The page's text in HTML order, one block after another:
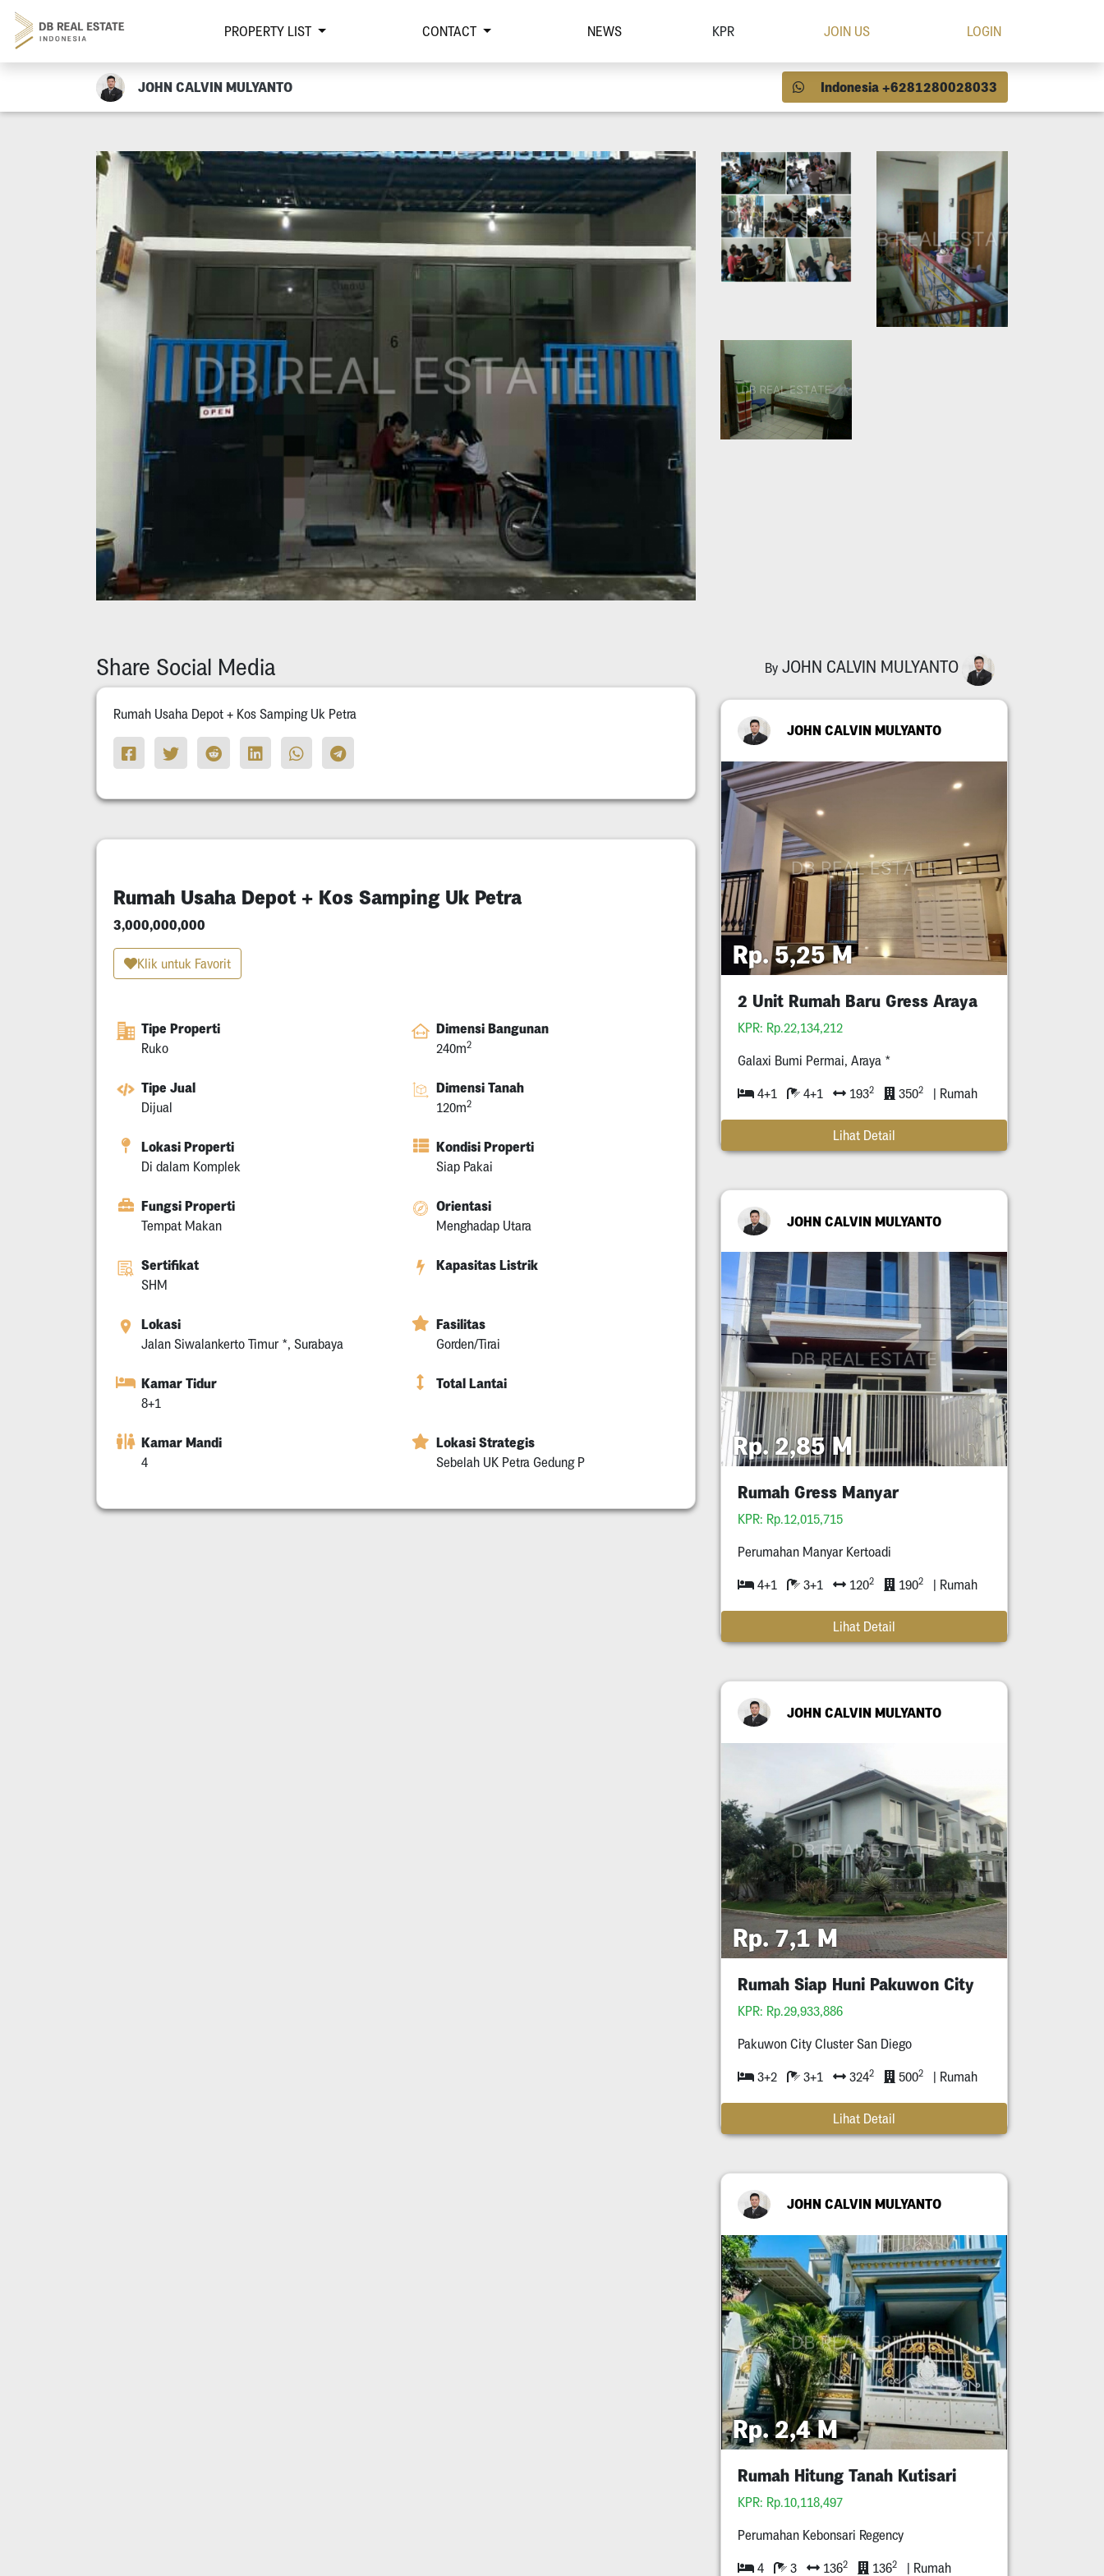
PROPERTY LIST CONTACT NEWS KPR JOIN US LOGIN
JOHN CALVIN MULYANTO Indonesia +6281280028033
Share Social Media
Rumah Usaha Depot + Kos Samping Uk Petra
Rumah Usaha Depot + Kos Samping Uk Petra
3,000,000,000
Klik untuk Favorit
Tipe Properti
Ruko
Dimensi Bangunan
240m2
Tipe Jual
Dijual
Dimensi Tanah
120m2
Lokasi Properti
Di dalam Komplek
Kondisi Properti
Siap Pakai
Fungsi Properti
Tempat Makan
Orientasi
Menghadap Utara
Sertifikat
SHM
Kapasitas Listrik
Lokasi
Jalan Siwalankerto Timur *, Surabaya
Fasilitas
Gorden/Tirai
Kamar Tidur
8+1
Total Lantai
Kamar Mandi
4
Lokasi Strategis
Sebelah UK Petra Gedung P
By JOHN CALVIN MULYANTO
JOHN CALVIN MULYANTO
Rp. 5,25 M
2 Unit Rumah Baru Gress Araya
KPR: Rp.22,134,212
Galaxi Bumi Permai, Araya *
4+1 4+1 1932 3502 | Rumah
Lihat Detail
JOHN CALVIN MULYANTO
Rp. 2,85 M
Rumah Gress Manyar
KPR: Rp.12,015,715
Perumahan Manyar Kertoadi
4+1 3+1 1202 1902 | Rumah
Lihat Detail
JOHN CALVIN MULYANTO
Rp. 7,1 M
Rumah Siap Huni Pakuwon City
KPR: Rp.29,933,886
Pakuwon City Cluster San Diego
3+2 3+1 3242 5002 | Rumah
Lihat Detail
JOHN CALVIN MULYANTO
Rp. 2,4 M
Rumah Hitung Tanah Kutisari
KPR: Rp.10,118,497
Perumahan Kebonsari Regency
4 3 1362 1362 | Rumah